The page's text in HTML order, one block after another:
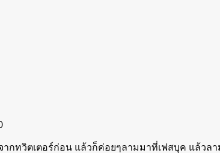
กทวิตเตอร์ก่อน แล้วก็ค่อยๆลามมาที่เฟสบุค แล้ว